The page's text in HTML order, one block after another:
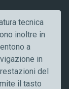
tecnica
inoltre in
a
in
del
il tasto